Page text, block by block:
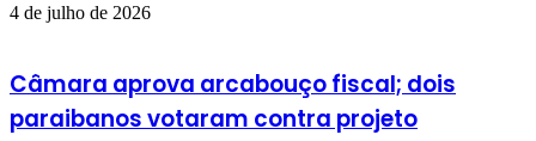
4 de julho de 2026
Câmara aprova arcabouço fiscal; dois
paraibanos votaram contra projeto